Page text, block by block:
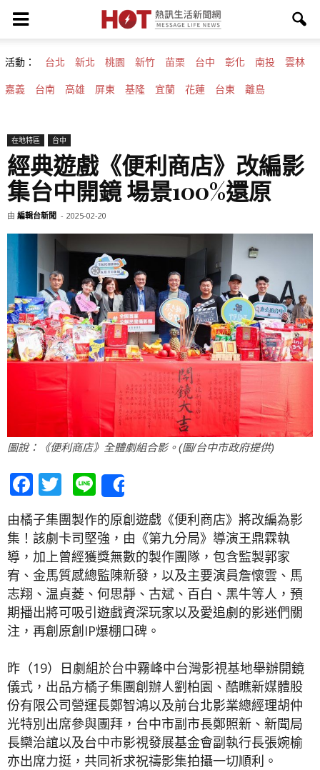
活動： 台北 新北 桃園 新竹 苗栗 台中 彰化 南投 雲林
嘉義 台南 高雄 屏東 基隆 宜蘭 花蓮 台東 離島
在地特區 台中
經典遊戲《便利商店》改編影
集台中開鏡 場景100%還原
由 編輯台新聞 - 2025-02-20
圖說：《便利商店》全體劇組合影。(圖/台中市政府提供)
Facebook
Twitter
Line
由橘子集團製作的原創遊戲《便利商店》將改編為影
集！該劇卡司堅強，由《第九分局》導演王鼎霖執
導，加上曾經獲獎無數的製作團隊，包含監製郭家
宥、金馬質感總監陳新發，以及主要演員詹懷雲、馬
志翔、温貞菱、何思靜、古斌、百白、黑牛等人，預
期播出將可吸引遊戲資深玩家以及愛追劇的影迷們關
注，再創原創IP爆棚口碑。
昨（19）日劇組於台中霧峰中台灣影視基地舉辦開鏡
儀式，出品方橘子集團創辦人劉柏園、酷瞧新媒體股
份有限公司營運長鄭智鴻以及前台北影業總經理胡仲
光特別出席參與團拜，台中市副市長鄭照新、新聞局
長欒治誼以及台中市影視發展基金會副執行長張婉榆
亦出席力挺，共同祈求祝禱影集拍攝一切順利。